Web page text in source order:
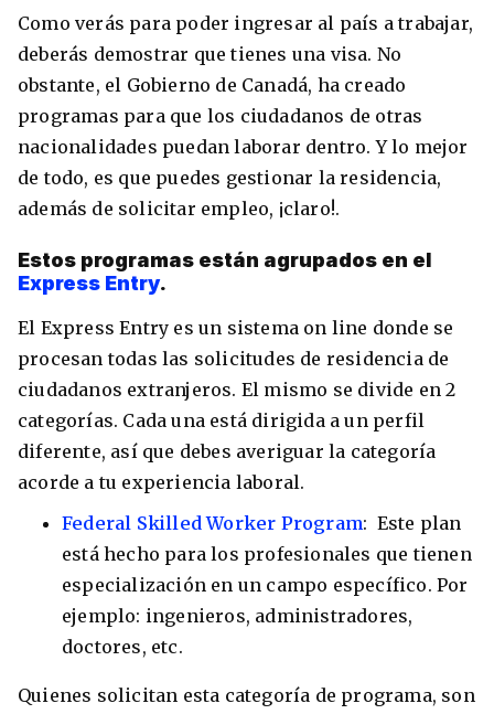
Como verás para poder ingresar al país a trabajar,
deberás demostrar que tienes una visa. No
obstante, el Gobierno de Canadá, ha creado
programas para que los ciudadanos de otras
nacionalidades puedan laborar dentro. Y lo mejor
de todo, es que puedes gestionar la residencia,
además de solicitar empleo, ¡claro!.
Estos programas están agrupados en el
Express Entry.
El Express Entry es un sistema on line donde se
procesan todas las solicitudes de residencia de
ciudadanos extranjeros. El mismo se divide en 2
categorías. Cada una está dirigida a un perfil
diferente, así que debes averiguar la categoría
acorde a tu experiencia laboral.
Federal Skilled Worker Program: Este plan
está hecho para los profesionales que tienen
especialización en un campo específico. Por
ejemplo: ingenieros, administradores,
doctores, etc.
Quienes solicitan esta categoría de programa, son